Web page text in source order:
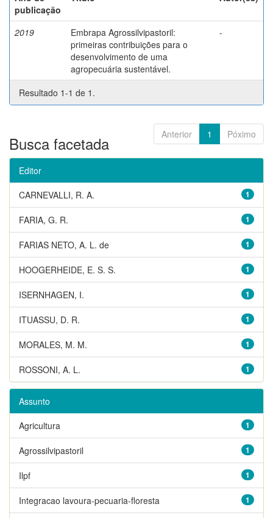
publicação
2019
Embrapa Agrossilvipastoril:
primeiras contribuições para o
desenvolvimento de uma
agropecuária sustentável.
-
Resultado 1-1 de 1.
Anterior 1 Póximo
Busca facetada
Editor
1
CARNEVALLI, R. A.
1
FARIA, G. R.
1
FARIAS NETO, A. L. de
1
HOOGERHEIDE, E. S. S.
1
ISERNHAGEN, I.
1
ITUASSU, D. R.
1
MORALES, M. M.
1
ROSSONI, A. L.
Assunto
1
Agricultura
1
Agrossilvipastoril
1
Ilpf
1
Integracao lavoura-pecuaria-floresta